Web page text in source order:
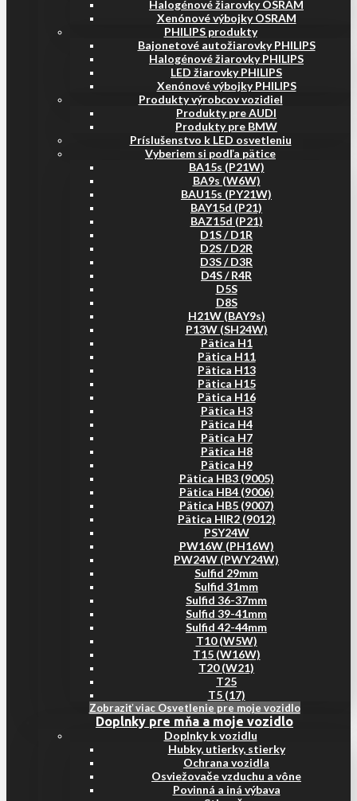
Halogénové žiarovky OSRAM
Xenónové výbojky OSRAM
PHILIPS produkty
Bajonetové autožiarovky PHILIPS
Halogénové žiarovky PHILIPS
LED žiarovky PHILIPS
Xenónové výbojky PHILIPS
Produkty výrobcov vozidiel
Produkty pre AUDI
Produkty pre BMW
Príslušenstvo k LED osvetleniu
Vyberiem si podľa pätice
BA15s (P21W)
BA9s (W6W)
BAU15s (PY21W)
BAY15d (P21)
BAZ15d (P21)
D1S / D1R
D2S / D2R
D3S / D3R
D4S / R4R
D5S
D8S
H21W (BAY9s)
P13W (SH24W)
Pätica H1
Pätica H11
Pätica H13
Pätica H15
Pätica H16
Pätica H3
Pätica H4
Pätica H7
Pätica H8
Pätica H9
Pätica HB3 (9005)
Pätica HB4 (9006)
Pätica HB5 (9007)
Pätica HIR2 (9012)
PSY24W
PW16W (PH16W)
PW24W (PWY24W)
Sulfid 29mm
Sulfid 31mm
Sulfid 36-37mm
Sulfid 39-41mm
Sulfid 42-44mm
T10 (W5W)
T15 (W16W)
T20 (W21)
T25
T5 (17)
Zobraziť viac Osvetlenie pre moje vozidlo
Doplnky pre mňa a moje vozidlo
Doplnky k vozidlu
Hubky, utierky, stierky
Ochrana vozidla
Osviežovače vzduchu a vône
Povinná a iná výbava